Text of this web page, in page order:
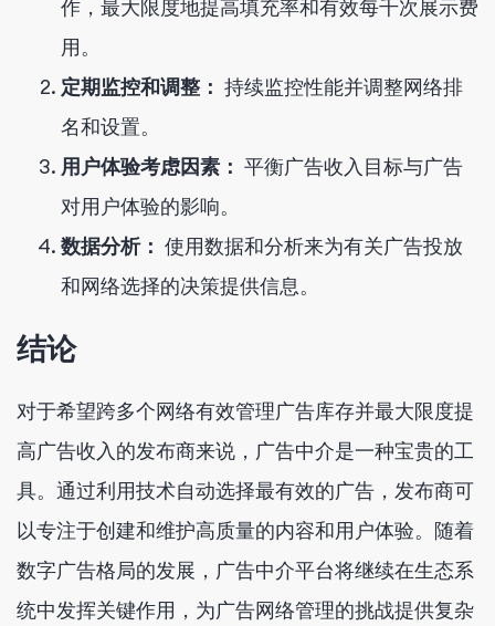
作，最大限度地提高填充率和有效每千次展示费
用。
定期监控和调整： 持续监控性能并调整网络排
名和设置。
用户体验考虑因素： 平衡广告收入目标与广告
对用户体验的影响。
数据分析： 使用数据和分析来为有关广告投放
和网络选择的决策提供信息。
结论
对于希望跨多个网络有效管理广告库存并最大限度提
高广告收入的发布商来说，广告中介是一种宝贵的工
具。通过利用技术自动选择最有效的广告，发布商可
以专注于创建和维护高质量的内容和用户体验。随着
数字广告格局的发展，广告中介平台将继续在生态系
统中发挥关键作用，为广告网络管理的挑战提供复杂